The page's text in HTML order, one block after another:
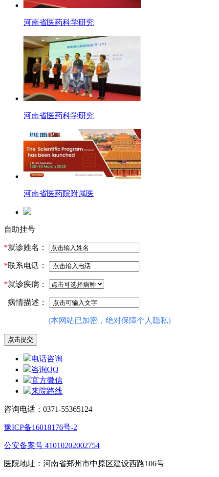
河南省医药科学研究
河南省医药科学研究
河南省医药院附属医
自助挂号
*就诊姓名：
*联系电话：
*就诊疾病：
病情描述：
(本网站已加密，绝对保障个人隐私)
电话咨询
咨询QQ
官方微信
来院路线
咨询电话：0371-55365124
豫ICP备16018176号-2
公安备案号 41010202002754
医院地址：河南省郑州市中原区建设西路106号